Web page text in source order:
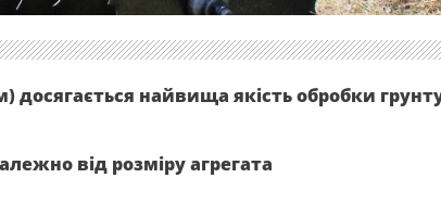
найвища якість обробки
від розміру агрегата